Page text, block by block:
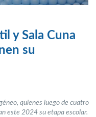
y Sala Cuna
su
quienes luego de cuatro
este 2024 su etapa escolar.